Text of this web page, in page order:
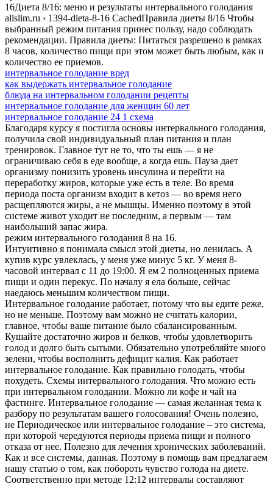
16Диета 8/16: меню и результаты интервального голодания
allslim.ru › 1394-dieta-8-16 CachedПравила диеты 8/16 Чтобы
выбранный режим питания принес пользу, надо соблюдать
рекомендации. Правила диеты: Питаться разрешено в рамках
8 часов, количество пищи при этом может быть любым, как и
количество ее приемов.
интервальное голодание вред
как выдержать интервальное голодание
блюда на интервальном голодании рецепты
интервальное голодание для женщин 60 лет
интервальное голодание 24 1 схема
Благодаря курсу я постигла основы интервального голодания,
получила свой индивидуальный план питания и план
тренировок. Главное тут не то, что ты ешь — я не
ограничиваю себя в еде вообще, а когда ешь. Пауза дает
организму понизить уровень инсулина и перейти на
переработку жиров, которые уже есть в теле. Во время
периода поста организм входит в кетоз — во время него
расщепляются жиры, а не мышцы. Именно поэтому в этой
системе живот уходит не последним, а первым — там
наибольший запас жира.
режим интервального голодания 8 на 16.
Интуитивно я понимала смысл этой диеты, но ленилась. А
купив курс увлеклась, у меня уже минус 5 кг. У меня 8-
часовой интервал с 11 до 19:00. Я ем 2 полноценных приема
пищи и один перекус. По началу я ела больше, сейчас
наедаюсь меньшим количеством пищи.
Интервальное голодание работает, потому что вы едите реже,
но не меньше. Поэтому вам можно не считать калории,
главное, чтобы ваше питание было сбалансированным.
Кушайте достаточно жиров и белков, чтобы удовлетворить
голод и долго быть сытыми. Обязательно употребляйте много
зелени, чтобы восполнить дефицит калия. Как работает
интервальное голодание. Как правильно голодать, чтобы
похудеть. Схемы интервального голодания. Что можно есть
при интервальном голодании. Можно ли кофе и чай на
фастинге. Интервальное голодание — самая желанная тема к
разбору по результатам вашего голосования! Очень полезно,
не Периодическое или интервальное голодание – это система,
при которой чередуются периоды приема пищи и полного
отказа от нее. Полезно для лечения хронических заболеваний.
Как и все системы, данная. Поэтому в помощь вам предлагаем
нашу статью о том, как побороть чувство голода на диете.
Соответственно при методе 12:12 интервалы составляют